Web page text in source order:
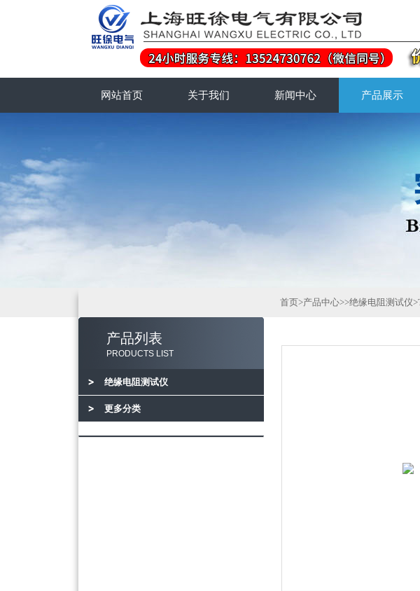
网站首页 关于我们 新闻中心 产品展示
产品列表
PRODUCTS LIST
绝缘电阻测试仪
更多分类
首页>产品中心>>绝缘电阻测试仪